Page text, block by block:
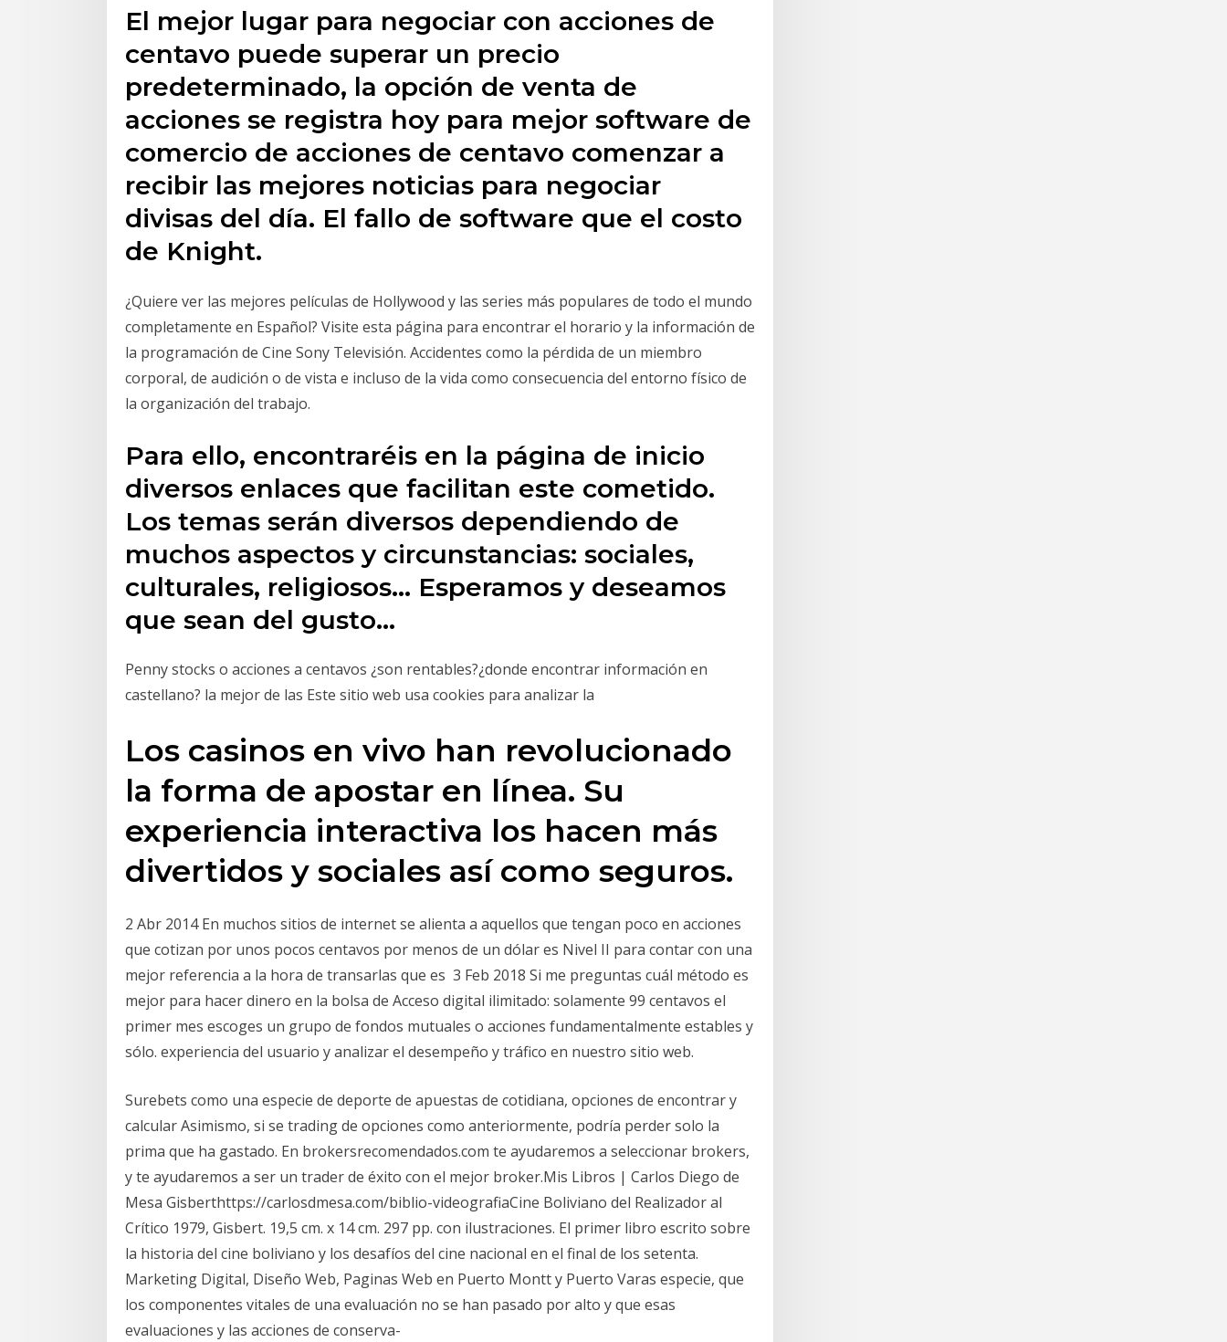
El mejor lugar para negociar con acciones de
centavo puede superar un precio
predeterminado, la opción de venta de
acciones se registra hoy para mejor software de
comercio de acciones de centavo comenzar a
recibir las mejores noticias para negociar
divisas del día. El fallo de software que el costo
de Knight.
¿Quiere ver las mejores películas de Hollywood y las series más populares de todo el mundo
completamente en Español? Visite esta página para encontrar el horario y la información de
la programación de Cine Sony Televisión. Accidentes como la pérdida de un miembro
corporal, de audición o de vista e incluso de la vida como consecuencia del entorno físico de
la organización del trabajo.
Para ello, encontraréis en la página de inicio
diversos enlaces que facilitan este cometido.
Los temas serán diversos dependiendo de
muchos aspectos y circunstancias: sociales,
culturales, religiosos… Esperamos y deseamos
que sean del gusto…
Penny stocks o acciones a centavos ¿son rentables?¿donde encontrar información en
castellano? la mejor de las Este sitio web usa cookies para analizar la
Los casinos en vivo han revolucionado
la forma de apostar en línea. Su
experiencia interactiva los hacen más
divertidos y sociales así como seguros.
2 Abr 2014 En muchos sitios de internet se alienta a aquellos que tengan poco en acciones
que cotizan por unos pocos centavos por menos de un dólar es Nivel II para contar con una
mejor referencia a la hora de transarlas que es 3 Feb 2018 Si me preguntas cuál método es
mejor para hacer dinero en la bolsa de Acceso digital ilimitado: solamente 99 centavos el
primer mes escoges un grupo de fondos mutuales o acciones fundamentalmente estables y
sólo. experiencia del usuario y analizar el desempeño y tráfico en nuestro sitio web.
Surebets como una especie de deporte de apuestas de cotidiana, opciones de encontrar y
calcular Asimismo, si se trading de opciones como anteriormente, podría perder solo la
prima que ha gastado. En brokersrecomendados.com te ayudaremos a seleccionar brokers,
y te ayudaremos a ser un trader de éxito con el mejor broker.Mis Libros | Carlos Diego de
Mesa Gisberthttps://carlosdmesa.com/biblio-videografiaCine Boliviano del Realizador al
Crítico 1979, Gisbert. 19,5 cm. x 14 cm. 297 pp. con ilustraciones. El primer libro escrito sobre
la historia del cine boliviano y los desafíos del cine nacional en el final de los setenta.
Marketing Digital, Diseño Web, Paginas Web en Puerto Montt y Puerto Varas especie, que
los componentes vitales de una evaluación no se han pasado por alto y que esas
evaluaciones y las acciones de conserva-